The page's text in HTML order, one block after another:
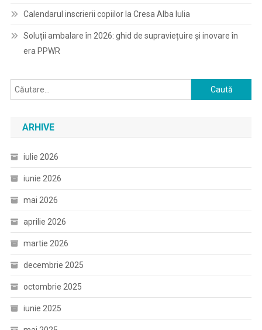
Calendarul inscrierii copiilor la Cresa Alba Iulia
Soluții ambalare în 2026: ghid de supraviețuire și inovare în
era PPWR
Caută
după:
ARHIVE
iulie 2026
iunie 2026
mai 2026
aprilie 2026
martie 2026
decembrie 2025
octombrie 2025
iunie 2025